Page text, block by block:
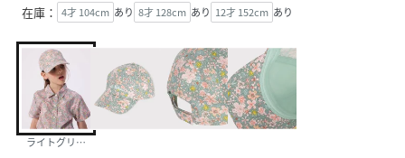
在庫： 4才 104cm あり 8才 128cm あり 12才 152cm あり
ライトグリーン/マルチカラー